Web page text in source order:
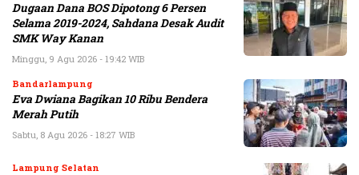
Dugaan Dana BOS Dipotong 6 Persen
Selama 2019-2024, Sahdana Desak Audit
SMK Way Kanan
Minggu, 9 Agu 2026 - 19:42 WIB
Bandarlampung
Eva Dwiana Bagikan 10 Ribu Bendera
Merah Putih
Sabtu, 8 Agu 2026 - 18:27 WIB
Lampung Selatan